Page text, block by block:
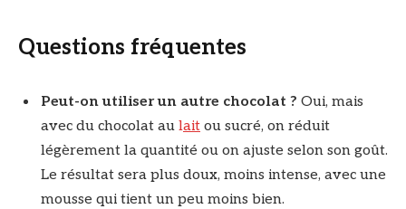
Questions fréquentes
Peut-on utiliser un autre chocolat ? Oui, mais
avec du chocolat au lait ou sucré, on réduit
légèrement la quantité ou on ajuste selon son goût.
Le résultat sera plus doux, moins intense, avec une
mousse qui tient un peu moins bien.